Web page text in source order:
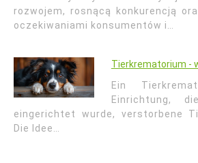
rozwojem, rosnącą konkurencją
oczekiwaniami konsumentów i…
Tierkrematorium -
Ein
Einrichtung,
eingerichtet wurde, verstorbene
Die Idee…